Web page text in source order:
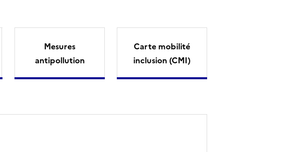
Mesures
antipollution
Carte mobilité
inclusion (CMI)